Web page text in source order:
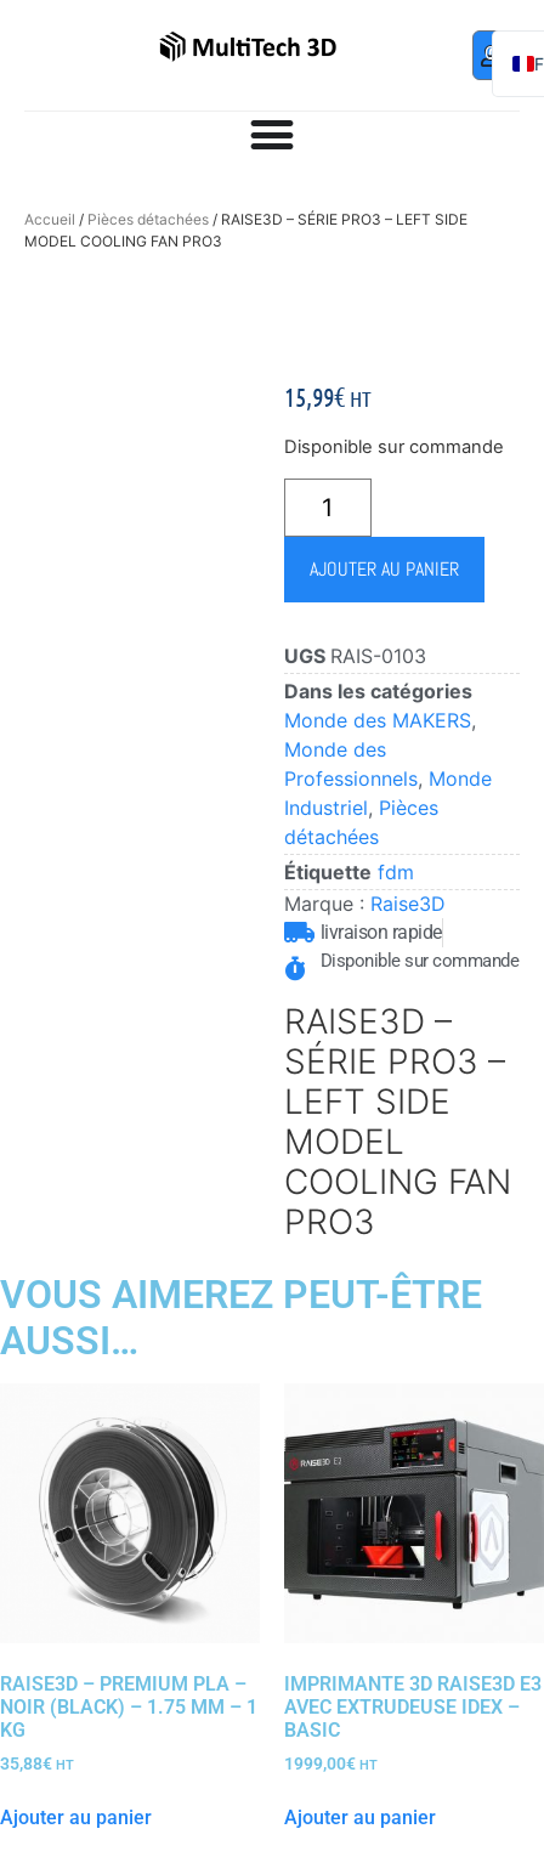
0,00 €
Accueil / Pièces détachées / RAISE3D – SÉRIE PRO3 – LEFT SIDE
MODEL COOLING FAN PRO3
15,99€ HT
Disponible sur commande
AJOUTER AU PANIER
UGS RAIS-0103
Dans les catégories
Monde des MAKERS,
Monde des
Professionnels, Monde
Industriel, Pièces
détachées
Étiquette fdm
Marque : Raise3D
livraison rapide
Disponible sur commande
RAISE3D –
SÉRIE PRO3 –
LEFT SIDE
MODEL
COOLING FAN
PRO3
VOUS AIMEREZ PEUT-ÊTRE
AUSSI…
RAISE3D – PREMIUM PLA –
NOIR (BLACK) – 1.75 MM – 1
KG
35,88€ HT
Ajouter au panier
IMPRIMANTE 3D RAISE3D E3
AVEC EXTRUDEUSE IDEX –
BASIC
1999,00€ HT
Ajouter au panier